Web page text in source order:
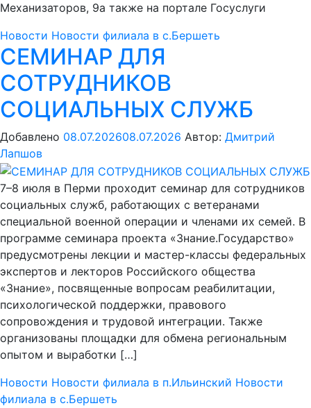
Механизаторов, 9а также на портале Госуслуги
Новости Новости филиала в с.Бершеть
СЕМИНАР ДЛЯ
СОТРУДНИКОВ
СОЦИАЛЬНЫХ СЛУЖБ
Добавлено 08.07.202608.07.2026 Автор: Дмитрий
Лапшов
7–8 июля в Перми проходит семинар для сотрудников
социальных служб, работающих с ветеранами
специальной военной операции и членами их семей. В
программе семинара проекта «Знание.Государство»
предусмотрены лекции и мастер-классы федеральных
экспертов и лекторов Российского общества
«Знание», посвященные вопросам реабилитации,
психологической поддержки, правового
сопровождения и трудовой интеграции. Также
организованы площадки для обмена региональным
опытом и выработки […]
Новости Новости филиала в п.Ильинский Новости
филиала в с.Бершеть